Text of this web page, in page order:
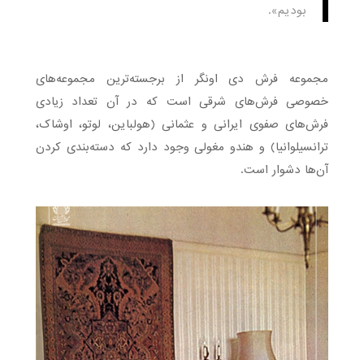
بودیم».
مجموعه فرش دی اونگر از برجسته‌ترین مجموعه‌های
خصوصی فرش‌های شرقی است که در آن تعداد زیادی
فرش‌های صفوی ایرانی و عثمانی (هولباین، لوتو، اوشاک،
ترانسیلوانیا) و هندو مغولی وجود دارد که دسته‌بندی کردن
آن‌‌ها دشوار است.